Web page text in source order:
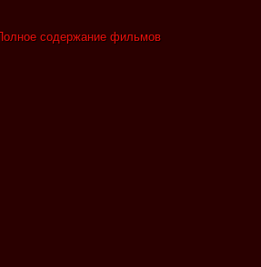
содержание фильмов